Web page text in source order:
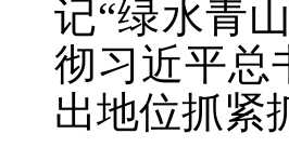
记“绿水青
彻习近平总
出地位抓紧